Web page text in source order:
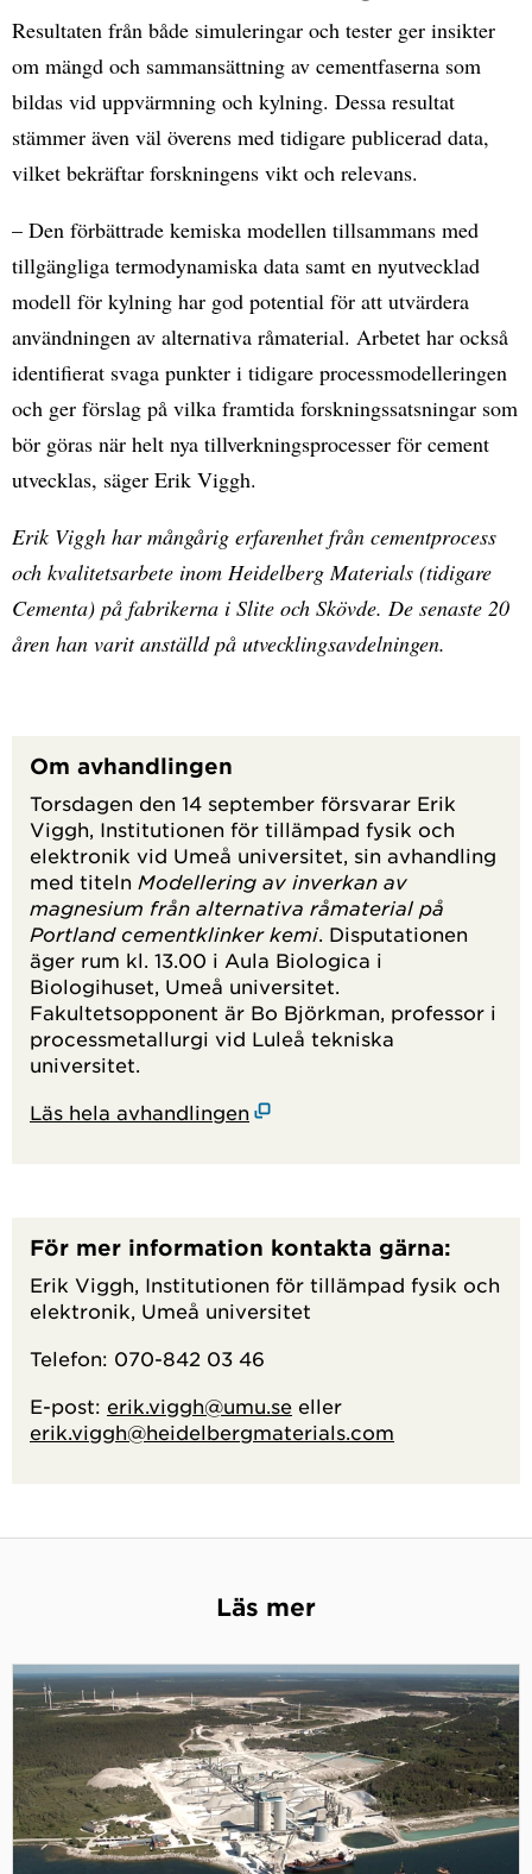
Resultaten från både simuleringar och tester ger insikter
om mängd och sammansättning av cementfaserna som
bildas vid uppvärmning och kylning. Dessa resultat
stämmer även väl överens med tidigare publicerad data,
vilket bekräftar forskningens vikt och relevans.
– Den förbättrade kemiska modellen tillsammans med
tillgängliga termodynamiska data samt en nyutvecklad
modell för kylning har god potential för att utvärdera
användningen av alternativa råmaterial. Arbetet har också
identifierat svaga punkter i tidigare processmodelleringen
och ger förslag på vilka framtida forskningssatsningar som
bör göras när helt nya tillverkningsprocesser för cement
utvecklas, säger Erik Viggh.
Erik Viggh har mångårig erfarenhet från cementprocess
och kvalitetsarbete inom Heidelberg Materials (tidigare
Cementa) på fabrikerna i Slite och Skövde. De senaste 20
åren han varit anställd på utvecklingsavdelningen.
Om avhandlingen
Torsdagen den 14 september försvarar Erik
Viggh, Institutionen för tillämpad fysik och
elektronik vid Umeå universitet, sin avhandling
med titeln Modellering av inverkan av
magnesium från alternativa råmaterial på
Portland cementklinker kemi. Disputationen
äger rum kl. 13.00 i Aula Biologica i
Biologihuset, Umeå universitet.
Fakultetsopponent är Bo Björkman, professor i
processmetallurgi vid Luleå tekniska
universitet.
Läs hela avhandlingen
För mer information kontakta gärna:
Erik Viggh, Institutionen för tillämpad fysik och
elektronik, Umeå universitet
Telefon: 070-842 03 46
E-post: erik.viggh@umu.se eller
erik.viggh@heidelbergmaterials.com
Läs mer